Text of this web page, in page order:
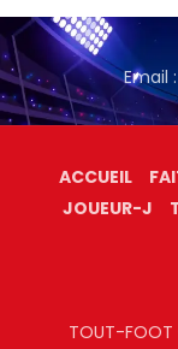
Email
ACCUEIL
JOUEUR-J
TOUT-